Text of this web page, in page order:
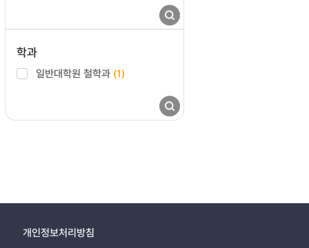
학과
일반대학원 철학과 (1)
개인정보처리방침